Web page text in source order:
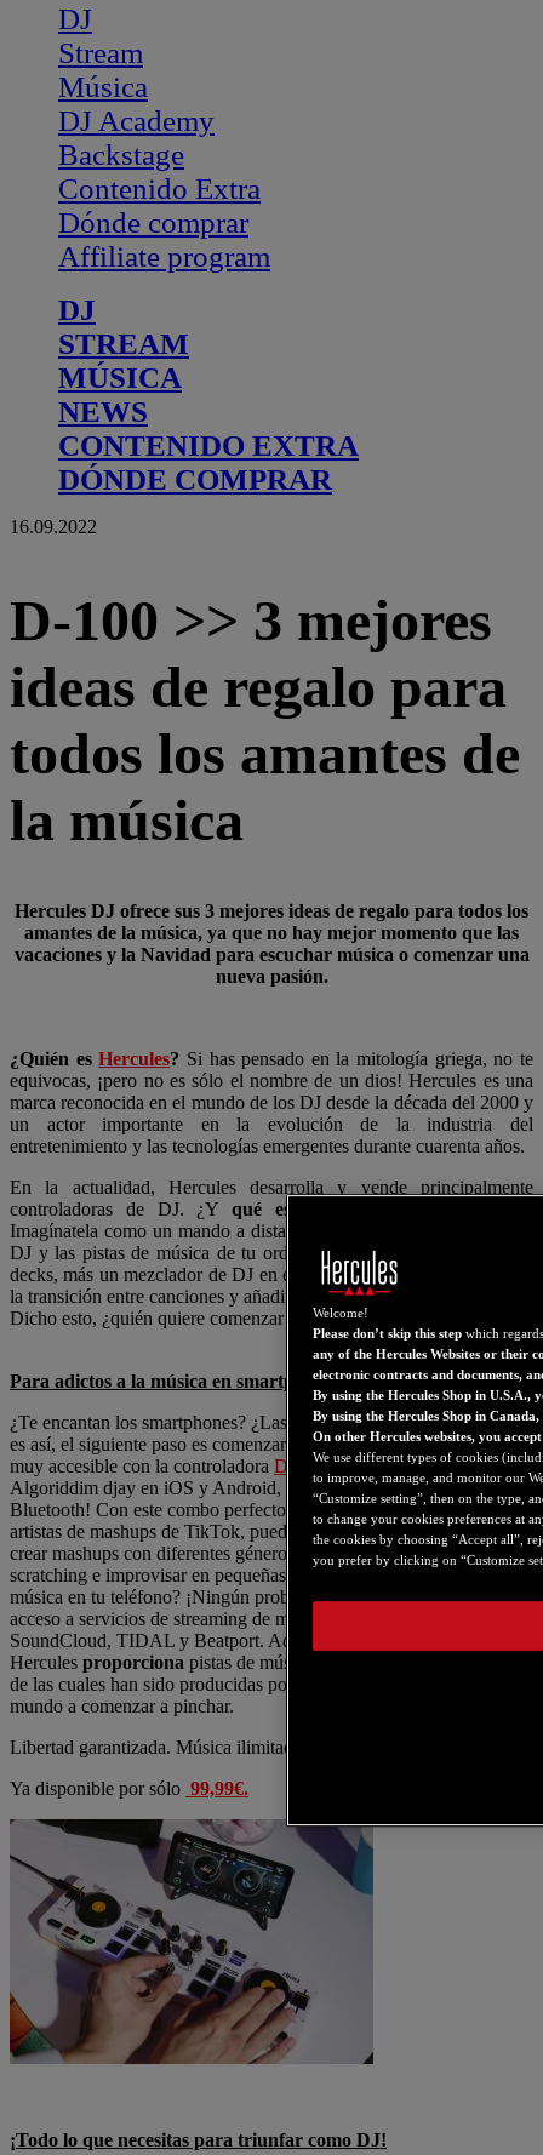
DJ
Stream
Música
DJ Academy
Backstage
Contenido Extra
Dónde comprar
Affiliate program
DJ
STREAM
MÚSICA
NEWS
CONTENIDO EXTRA
DÓNDE COMPRAR
16.09.2022
D-100 >> 3 mejores
ideas de regalo para
todos los amantes de
la música
Hercules DJ ofrece sus 3 mejores ideas de regalo para todos los
amantes de la música, ya que no hay mejor momento que las
vacaciones y la Navidad para escuchar música o comenzar una
nueva pasión.
¿Quién esHercules? Si has pensado en la mitología griega, no te
equivocas, ¡pero no es sólo el nombre de un dios! Hercules es una
marca reconocida en el mundo de los DJ desde la década del 2000 y
un actor importante en la evolución de la industria del
entretenimiento y las tecnologías emergentes durante cuarenta años.
En la actualidad, Hercules desarrolla y vende principalmente
controladoras de DJ. ¿Yqué es una controladora de DJ
Imagínatela como un mando a distancia gigante para el software de
DJ y las pistas de música de tu ordenador o smartphone: tiene dos
decks, más un mezclador de DJ en el medio, que se usan para hacer
la transición entre canciones y añadir efectos.
Dicho esto, ¿quién quiere comenzar a pinchar?
Para adictos a la música en smartphones
¿Te encantan los smartphones? ¿Las redes sociales? ¿La música? Si
es así, el siguiente paso es comenzar a mezclar. Es fácil, rápido y
muy accesible con la controladora DJControl Mixy la app gratuita
Algoriddim djay en iOS y Android, ¡todos conectados a través de
Bluetooth! Con este combo perfecto, que ya es un éxito entre los
artistas de mashups de TikTok, puedes mezclar tus pistas favoritas,
crear mashups con diferentes géneros y música nueva, hacer
scratching e improvisar en pequeñas fiestas con amigos. ¿No tienes
música en tu teléfono? ¡Ningún problema! La app djay ofrece
acceso a servicios de streaming de música en línea, como
SoundCloud, TIDAL y Beatport. Además,
Hercules proporciona pistas de música libres de derechos, algunas
de las cuales han sido producidas por Hercules para ayudar a todo el
mundo a comenzar a pinchar.
Libertad garantizada. Música ilimitada.
Ya disponible por sólo 99,99€.
¡Todo lo que necesitas para triunfar como DJ!
Welcome!
Please don’t skip this step which
any of the Hercules Websites or their
electronic contracts and documents,
By using the Hercules Shop in U.S.A.,
By using the Hercules Shop in
On other Hercules websites, you
We use different types of cookies
to improve, manage, and monitor our
“Customize setting”, then on the type,
to change your cookies preferences at
the cookies by choosing “Accept all”,
you prefer by clicking on “Customize